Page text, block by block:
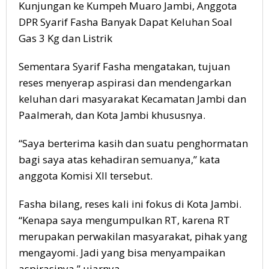
Kunjungan ke Kumpeh Muaro Jambi, Anggota
DPR Syarif Fasha Banyak Dapat Keluhan Soal
Gas 3 Kg dan Listrik
Sementara Syarif Fasha mengatakan, tujuan
reses menyerap aspirasi dan mendengarkan
keluhan dari masyarakat Kecamatan Jambi dan
Paalmerah, dan Kota Jambi khususnya.
“Saya berterima kasih dan suatu penghormatan
bagi saya atas kehadiran semuanya,” kata
anggota Komisi XII tersebut.
Fasha bilang, reses kali ini fokus di Kota Jambi.
“Kenapa saya mengumpulkan RT, karena RT
merupakan perwakilan masyarakat, pihak yang
mengayomi. Jadi yang bisa menyampaikan